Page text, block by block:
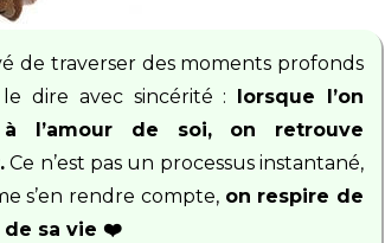
de traverser des moments profonds
dire avec sincérité : lorsque l’on
de soi, on retrouve
Ce n’est pas un processus instantané,
s’en rendre compte, on respire de
de sa vie ❤️